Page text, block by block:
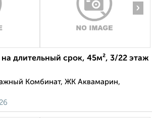
›
длительный срок, 45м², 3/22 этаж
Комбинат, ЖК Аквамарин,